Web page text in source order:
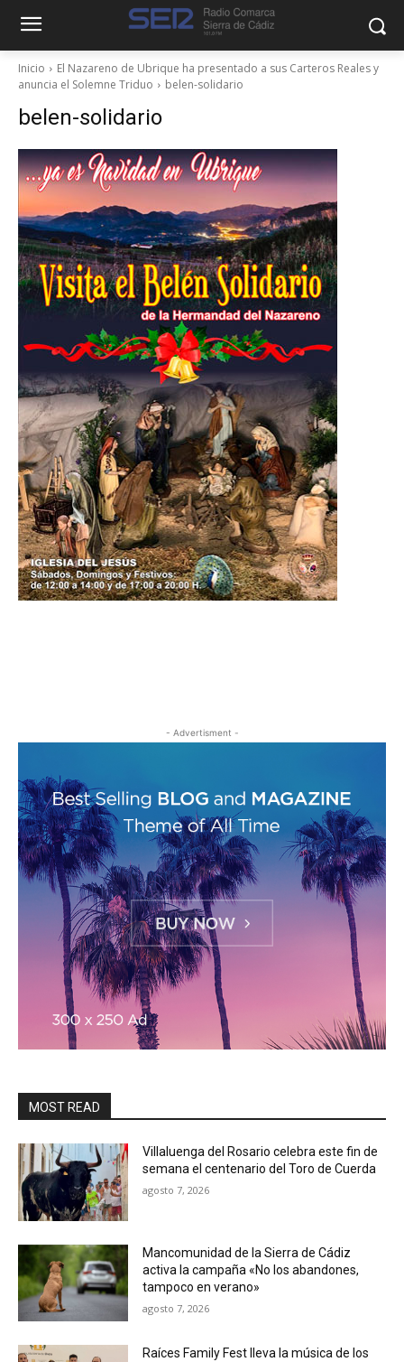
Inicio
El Nazareno de Ubrique ha presentado a sus Carteros Reales y
anuncia el Solemne Triduo
belen-solidario
belen-solidario
- Advertisment -
MOST READ
Villaluenga del Rosario celebra este fin de
semana el centenario del Toro de Cuerda
agosto 7, 2026
Mancomunidad de la Sierra de Cádiz
activa la campaña «No los abandones,
tampoco en verano»
agosto 7, 2026
Raíces Family Fest lleva la música de los